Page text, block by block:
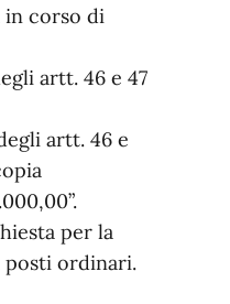
corso di
artt. 46 e 47
artt. 46 e
per la
posti ordinari.